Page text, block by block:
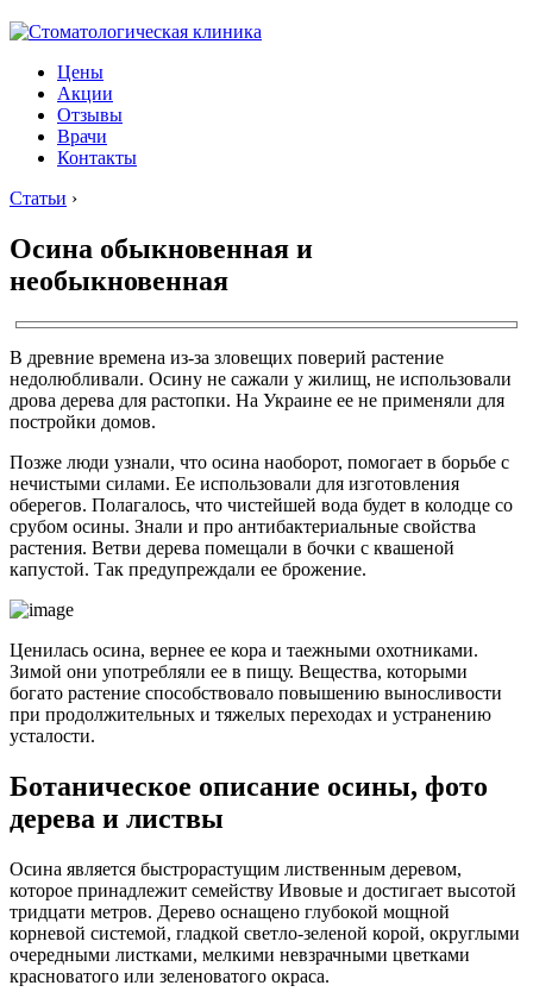
Цены
Акции
Отзывы
Врачи
Контакты
Статьи ›
Осина обыкновенная и
необыкновенная
В древние времена из-за зловещих поверий растение
недолюбливали. Осину не сажали у жилищ, не использовали
дрова дерева для растопки. На Украине ее не применяли для
постройки домов.
Позже люди узнали, что осина наоборот, помогает в борьбе с
нечистыми силами. Ее использовали для изготовления
оберегов. Полагалось, что чистейшей вода будет в колодце со
срубом осины. Знали и про антибактериальные свойства
растения. Ветви дерева помещали в бочки с квашеной
капустой. Так предупреждали ее брожение.
Ценилась осина, вернее ее кора и таежными охотниками.
Зимой они употребляли ее в пищу. Вещества, которыми
богато растение способствовало повышению выносливости
при продолжительных и тяжелых переходах и устранению
усталости.
Ботаническое описание осины, фото
дерева и листвы
Осина является быстрорастущим лиственным деревом,
которое принадлежит семейству Ивовые и достигает высотой
тридцати метров. Дерево оснащено глубокой мощной
корневой системой, гладкой светло-зеленой корой, округлыми
очередными листками, мелкими невзрачными цветками
красноватого или зеленоватого окраса.